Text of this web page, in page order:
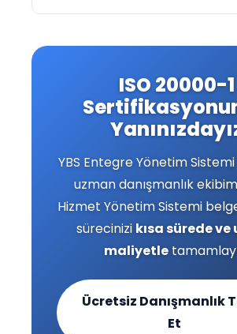
ISO 20000-1
YBS Entegre Yönetim Sistemi
uzman danışmanlık
Hizmet Yönetim Sistemi
sürecinizi kısa sürede ve
maliyetle
Ücretsiz Danışmanlık
Et